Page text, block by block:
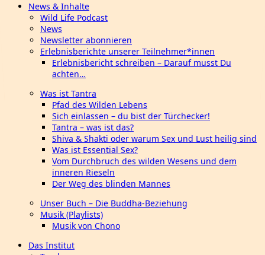
News & Inhalte
Wild Life Podcast
News
Newsletter abonnieren
Erlebnisberichte unserer Teilnehmer*innen
Erlebnisbericht schreiben – Darauf musst Du
achten…
Was ist Tantra
Pfad des Wilden Lebens
Sich einlassen – du bist der Türchecker!
Tantra – was ist das?
Shiva & Shakti oder warum Sex und Lust heilig sind
Was ist Essential Sex?
Vom Durchbruch des wilden Wesens und dem
inneren Rieseln
Der Weg des blinden Mannes
Unser Buch – Die Buddha-Beziehung
Musik (Playlists)
Musik von Chono
Das Institut